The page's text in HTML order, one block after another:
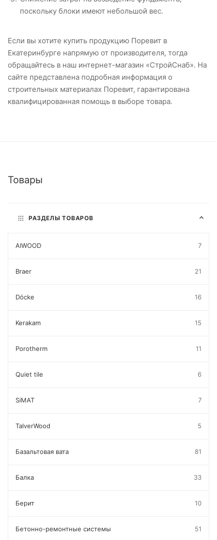
поскольку блоки имеют небольшой вес.
Если вы хотите купить продукцию Поревит в
Екатеринбурге напрямую от производителя, тогда
обращайтесь в наш интернет-магазин «СтройСнаб». На
сайте представлена подробная информация о
строительных материалах Поревит, гарантирована
квалифицированная помощь в выборе товара.
Товары
РАЗДЕЛЫ ТОВАРОВ
AIWOOD 7
Braer 21
Döcke 16
Kerakam 15
Porotherm 11
Quiet tile 6
SiMAT 7
TalverWood 5
Базальтовая вата 81
Балка 33
Берит 10
Бетонно-ремонтные системы 51